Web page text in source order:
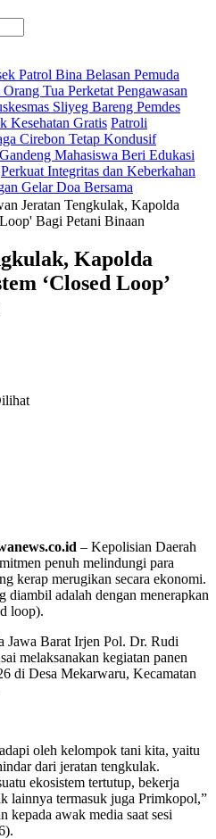
Patrol Bina Belasan Pemuda
Tua Perketat Pengawasan
Sliyeg Bareng Pemdes
Kesehatan Gratis Patroli
Cirebon Tetap Kondusif
Mahasiswa Beri Edukasi
Perkuat Integritas dan Keberkahan
Gelar Doa Bersama
Jeratan Tengkulak, Kapolda
Bagi Petani Binaan
Kapolda
‘Closed Loop’
– Kepolisian Daerah
penuh melindungi para
kerap merugikan secara ekonomi.
diambil adalah dengan menerapkan
loop).
Jawa Barat Irjen Pol. Dr. Rudi
melaksanakan kegiatan panen
di Desa Mekarwaru, Kecamatan
oleh kelompok tani kita, yaitu
dari jeratan tengkulak.
ekosistem tertutup, bekerja
lainnya termasuk juga Primkopol,”
awak media saat sesi